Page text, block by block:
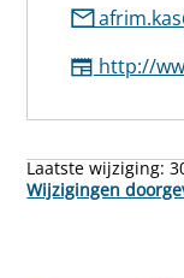
http://
Laatste wijziging:
Wijzigingen